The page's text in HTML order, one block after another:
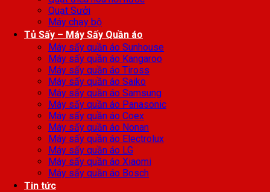
Quạt Sưởi
Máy chạy bộ
Tủ Sấy – Máy Sấy Quần áo
Máy sấy quần áo Sunhouse
Máy sấy quần áo Kangaroo
Máy sấy quần áo Tiross
Máy sấy quần áo Saiko
Máy sấy quần áo Samsung
Máy sấy quần áo Panasonic
Máy sấy quần áo Coex
Máy sấy quần áo Nonan
Máy sấy quần áo Electrolux
Máy sấy quần áo LG
Máy sấy quần áo Xiaomi
Máy sấy quần áo Bosch
Tin tức